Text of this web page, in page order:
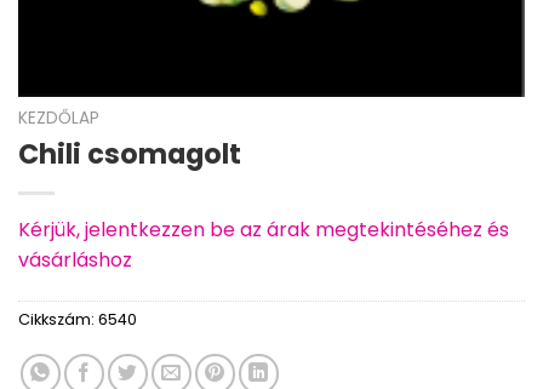
KEZDŐLAP
Chili csomagolt
Kérjük, jelentkezzen be az árak megtekintéséhez és
vásárláshoz
Cikkszám: 6540